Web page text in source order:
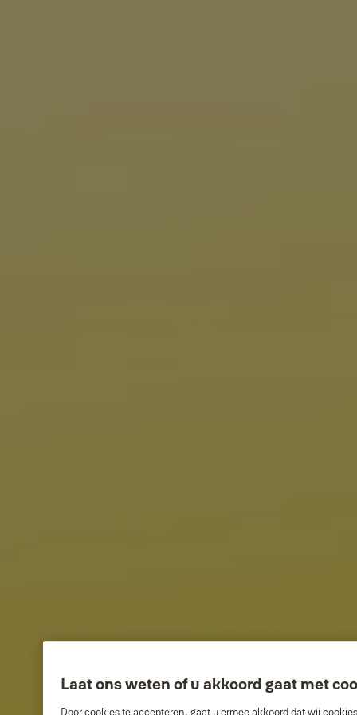
Laat ons weten of u akkoord gaat met
Door cookies te accepteren, gaat u ermee akkoord dat wij